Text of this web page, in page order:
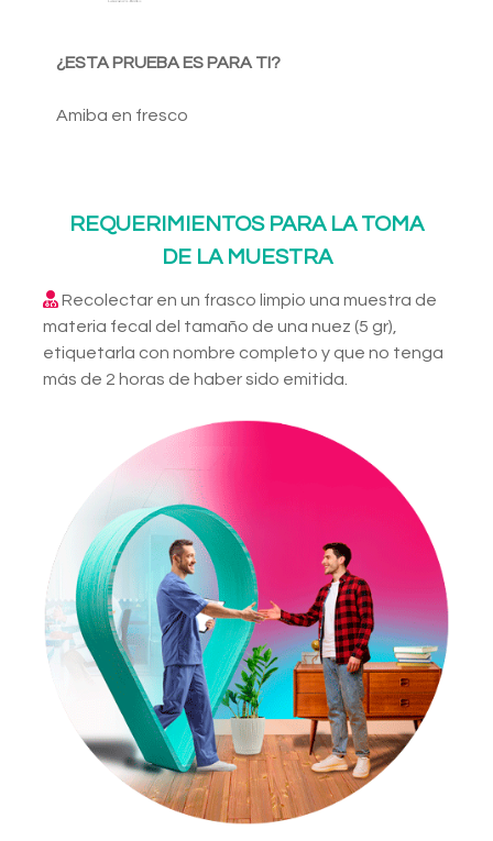
¿ESTA PRUEBA ES PARA TI?
Amiba en fresco
REQUERIMIENTOS PARA LA TOMA
DE LA MUESTRA
Recolectar en un frasco limpio una muestra de
materia fecal del tamaño de una nuez (5 gr),
etiquetarla con nombre completo y que no tenga
más de 2 horas de haber sido emitida.